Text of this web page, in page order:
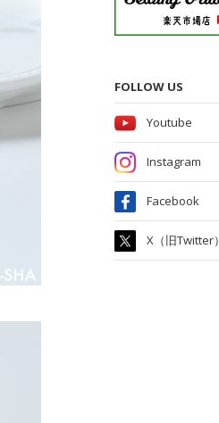
FOLLOW US
Youtube
Instagram
Facebook
X（旧Twitter）